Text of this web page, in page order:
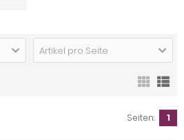
Artikel pro Seite
Seiten: 1